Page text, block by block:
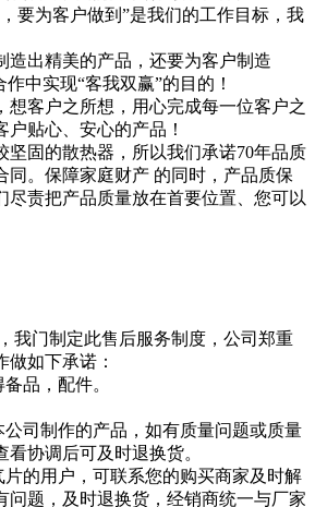
要为客户做到”是我们的工作目标，我
造出精美的产品，还要为客户制造
中实现“客我双赢”的目的！
想客户之所想，用心完成每一位客户之
户贴心、安心的产品！
坚固的散热器，所以我们承诺70年品质
同。保障家庭财产 的同时，产品质保
尽责把产品质量放在首要位置、您可以
我门制定此售后服务制度，公司郑重
做如下承诺：
品，配件。
司制作的产品，如有质量问题或质量
协调后可及时退换货。
的用户，可联系您的购买商家及时解
问题，及时退换货，经销商统一与厂家